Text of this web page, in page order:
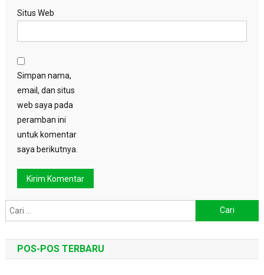
Situs Web
Simpan nama,
email, dan situs
web saya pada
peramban ini
untuk komentar
saya berikutnya.
untuk:
POS-POS TERBARU